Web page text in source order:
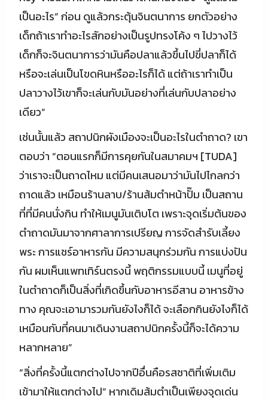
เป็นอะไร” ก่อน ดูแล้วกระตุ้นจินตนาการ ยกตัวอย่าง
เด็กถ้าเราทำอะไรสักอย่างเป็นรูปทรงโค้ง ๆ ไปวางไว้
เด็กก็จะจินตนาการว่ามันคือปลาแล้วขึ้นไปขี่ปลาก็ได้
หรือจะเล่นเป็นโขดหินหรืออะไรก็ได้ แต่ถ้าเราทำเป็น
ปลาวางไว้เขาก็จะเล่นกับมันอย่างที่เล่นกับปลาอย่าง
เดียว”
เช่นนั้นแล้ว สถาปนิกผังเมืองจะเป็นอะไรในตำถาด? เขา
ตอบว่า “ตอนแรกก็มีการคุยกันในสมาคมฯ [TUDA]
ว่าเราจะเป็นถาดไหม แต่มีคนเสนอมาว่ามันไปไกลกว่า
ถาดแล้ว เหมือนร้านลาบ/ร้านส้มตำหน้าปั๊ม เป็นสถาน
ที่ที่มีคนนั่งกิน ทำให้เมนูมันเติบโต เพราะจุดเริ่มต้นของ
ตำถาดมันมาจากศาลาการเปรียญ การจัดสำรับเลี้ยง
พระ การแชร์อาหารกัน มีความสนุกร่วมกัน การแบ่งปัน
กัน ผมเห็นแพทเทิร์นตรงนี้ พฤติกรรมแบบนี้ เมนูที่อยู่
ในตำถาดก็เป็นสิ่งที่เกิดขึ้นกับอาหารอีสาน อาหารข้าง
ทาง คุณจะเอามารวมกันยังไงก็ได้ จะเลือกกินยังไงก็ได้
เหมือนกับที่คนมาเดินงานสถาปนิกครั้งนี้ก็จะได้ความ
หลากหลาย”
“สิ่งที่ครั้งนี้แตกต่างไปจากปีอื่นคือรสชาติที่เพิ่มเติม
เข้ามาให้แตกต่างไป” หากเดิมส้มตำเป็นเพียงจุดเด่น